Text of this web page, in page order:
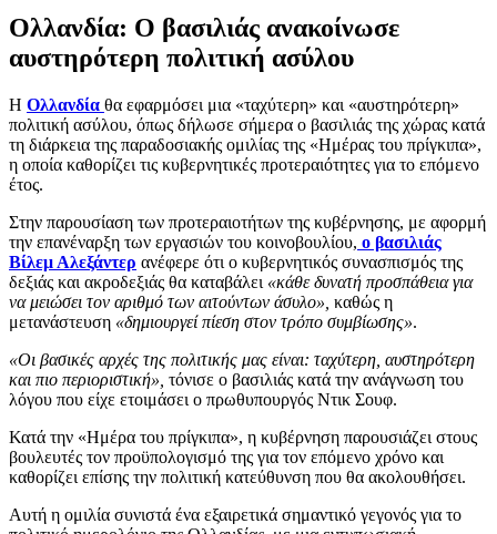
Ολλανδία: Ο βασιλιάς ανακοίνωσε
αυστηρότερη πολιτική ασύλου
Η Ολλανδία θα εφαρμόσει μια «ταχύτερη» και «αυστηρότερη»
πολιτική ασύλου, όπως δήλωσε σήμερα ο βασιλιάς της χώρας κατά
τη διάρκεια της παραδοσιακής ομιλίας της «Ημέρας του πρίγκιπα»,
η οποία καθορίζει τις κυβερνητικές προτεραιότητες για το επόμενο
έτος.
Στην παρουσίαση των προτεραιοτήτων της κυβέρνησης, με αφορμή
την επανέναρξη των εργασιών του κοινοβουλίου, ο βασιλιάς
Βίλεμ Αλεξάντερ ανέφερε ότι ο κυβερνητικός συνασπισμός της
δεξιάς και ακροδεξιάς θα καταβάλει «κάθε δυνατή προσπάθεια για
να μειώσει τον αριθμό των αιτούντων άσυλο», καθώς η
μετανάστευση «δημιουργεί πίεση στον τρόπο συμβίωσης».
«Οι βασικές αρχές της πολιτικής μας είναι: ταχύτερη, αυστηρότερη
και πιο περιοριστική», τόνισε ο βασιλιάς κατά την ανάγνωση του
λόγου που είχε ετοιμάσει ο πρωθυπουργός Ντικ Σουφ.
Κατά την «Ημέρα του πρίγκιπα», η κυβέρνηση παρουσιάζει στους
βουλευτές τον προϋπολογισμό της για τον επόμενο χρόνο και
καθορίζει επίσης την πολιτική κατεύθυνση που θα ακολουθήσει.
Αυτή η ομιλία συνιστά ένα εξαιρετικά σημαντικό γεγονός για το